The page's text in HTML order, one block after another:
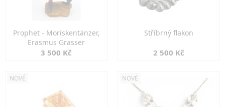
Prophet - Moriskentänzer,
Erasmus Grasser
3 500 Kč
Stříbrný flakon
2 500 Kč
NOVÉ NOVÉ